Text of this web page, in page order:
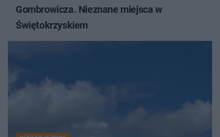
Gombrowicza. Nieznane miejsca w
Świętokrzyskiem